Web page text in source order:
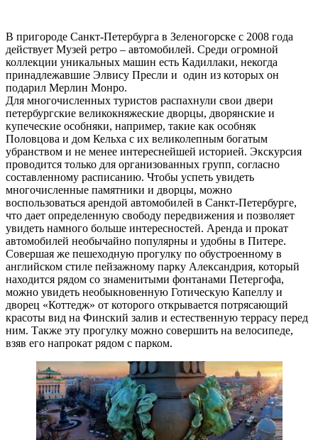
В пригороде Санкт-Петербурга в Зеленогорске с 2008 года
действует Музей ретро – автомобилей. Среди огромной
коллекции уникальных машин есть Кадиллаки, некогда
принадлежавшие Элвису Пресли и один из которых он
подарил Мерлин Монро.
Для многочисленных туристов распахнули свои двери
петербургские великокняжеские дворцы, дворянские и
купеческие особняки, например, такие как особняк
Половцова и дом Кельха с их великолепным богатым
убранством и не менее интереснейшей историей. Экскурсия
проводится только для организованных групп, согласно
составленному расписанию. Чтобы успеть увидеть
многочисленные памятники и дворцы, можно
воспользоваться арендой автомобилей в Санкт-Петербурге,
что дает определенную свободу передвижения и позволяет
увидеть намного больше интересностей. Аренда и прокат
автомобилей необычайно популярны и удобны в Питере.
Совершая же пешеходную прогулку по обустроенному в
английском стиле пейзажному парку Александрия, который
находится рядом со знаменитыми фонтанами Петергофа,
можно увидеть необыкновенную Готическую Капеллу и
дворец «Коттедж» от которого открывается потрясающий
красоты вид на Финский залив и естественную террасу перед
ним. Также эту прогулку можно совершить на велосипеде,
взяв его напрокат рядом с парком.